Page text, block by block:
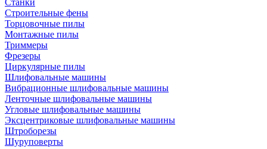
Станки
Строительные фены
Торцовочные пилы
Монтажные пилы
Триммеры
Фрезеры
Циркулярные пилы
Шлифовальные машины
Вибрационные шлифовальные машины
Ленточные шлифовальные машины
Угловые шлифовальные машины
Эксцентриковые шлифовальные машины
Штроборезы
Шуруповерты